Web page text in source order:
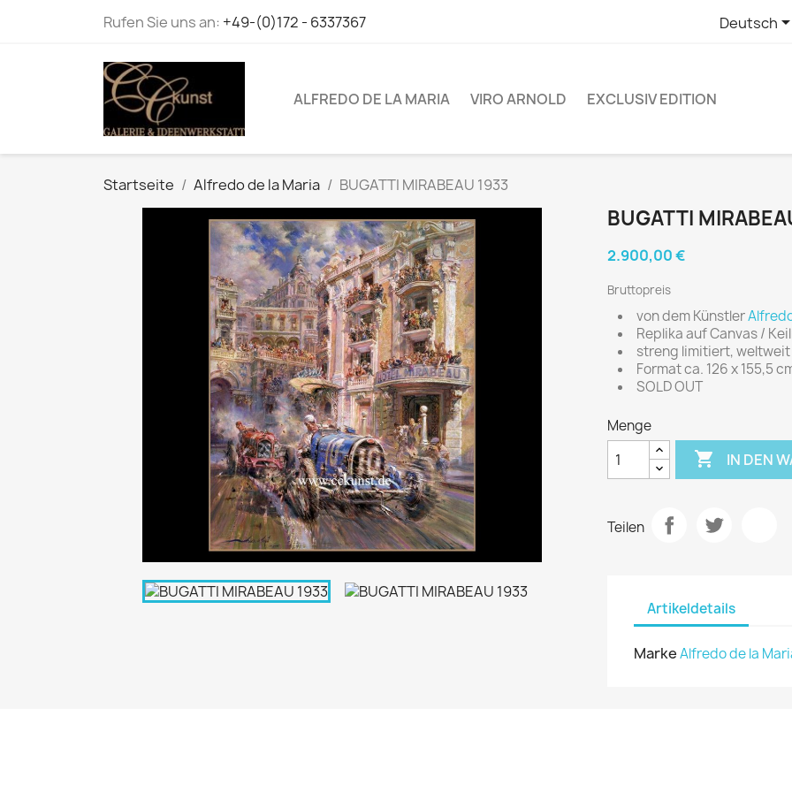
Rufen Sie uns an: +49-(0)172 - 6337367 Deutsch
ALFREDO DE LA MARIA VIRO ARNOLD EXCLUSIV EDITION
Startseite Alfredo de la Maria BUGATTI MIRABEAU 1933
BUGATTI
2.900,00 €
Bruttopreis
von dem Künstler
Replika auf Canvas /
streng limitiert, weltweit
Format ca. 126 x 155,5
SOLD OUT
Menge
 IN DEN
Teilen
Artikeldetails
MarkeAlfredo de la